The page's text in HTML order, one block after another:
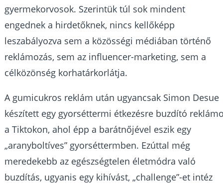
gyermekorvosok. Szerintük túl sok mindent
engednek a hirdetőknek, nincs kellőképp
leszabályozva sem a közösségi médiában történő
reklámozás, sem az influencer-marketing, sem a
célközönség korhatárkorlátja.
A gumicukros reklám után ugyancsak Simon Desue
készített egy gyorséttermi étkezésre buzdító
a Tiktokon, ahol épp a barátnőjével eszik egy
„aranyboltíves” gyorséttermben. Ezúttal még
meredekebb az egészségtelen életmódra való
buzdítás, ugyanis egy kihívást, „challenge”-et intéz